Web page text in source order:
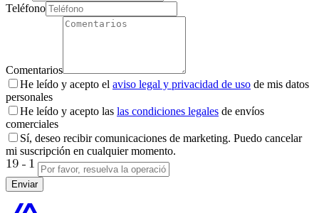
Teléfono
Comentarios
He leído y acepto el aviso legal y privacidad de uso de mis datos
personales
He leído y acepto las las condiciones legales de envíos
comerciales
Sí, deseo recibir comunicaciones de marketing. Puedo cancelar
mi suscripción en cualquier momento.
Enviar